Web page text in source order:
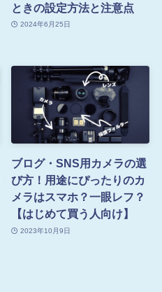
ときの設定方法と注意点
2024年6月25日
ブログ・SNS用カメラの選
び方！用途にぴったりのカ
メラはスマホ？一眼レフ？
【はじめて買う人向け】
2023年10月9日